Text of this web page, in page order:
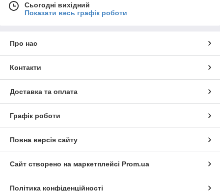
Сьогодні вихідний
Показати весь графік роботи
Про нас
Контакти
Доставка та оплата
Графік роботи
Повна версія сайту
Сайт створено на маркетплейсі Prom.ua
Політика конфіденційності